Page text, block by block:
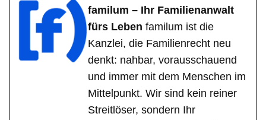
familum – Ihr Familienanwalt
fürs Leben familum ist die
Kanzlei, die Familienrecht neu
denkt: nahbar, vorausschauend
und immer mit dem Menschen im
Mittelpunkt. Wir sind kein reiner
Streitlöser, sondern Ihr